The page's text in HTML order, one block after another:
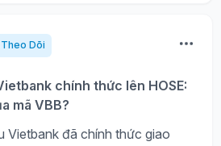
Theo Dõi
chính thức lên HOSE:
mã VBB?
Vietbank đã chính thức giao